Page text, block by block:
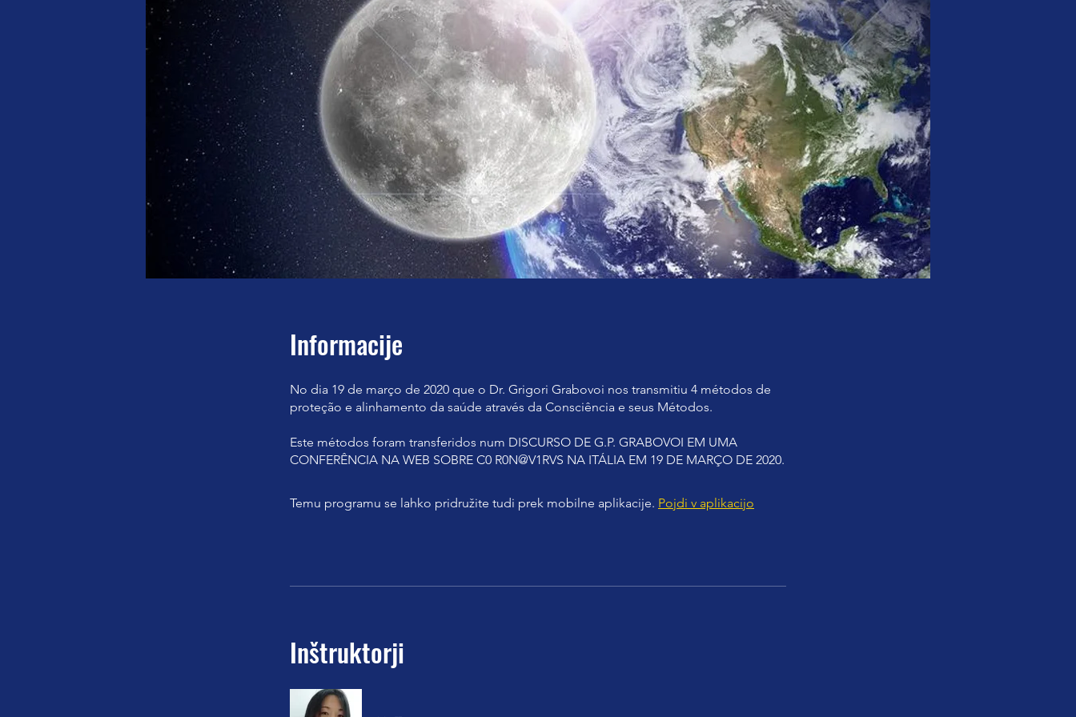
Informacije
No dia 19 de março de 2020 que o Dr. Grigori Grabovoi nos transmitiu 4 métodos de
proteção e alinhamento da saúde através da Consciência e seus Métodos.
Este métodos foram transferidos num DISCURSO DE G.P. GRABOVOI EM UMA
CONFERÊNCIA NA WEB SOBRE C0 R0N@V1RVS NA ITÁLIA EM 19 DE MARÇO DE 2020.
Temu programu se lahko pridružite tudi prek mobilne aplikacije. Pojdi v aplikacijo
Inštruktorji